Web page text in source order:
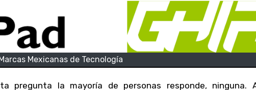
Mexicanas de Tecnología